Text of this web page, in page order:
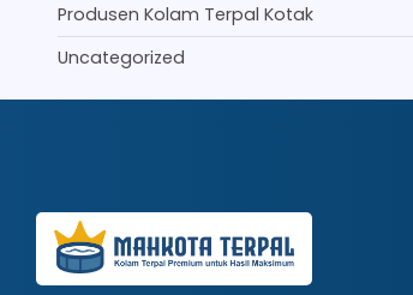
Produsen Kolam Terpal Kotak
Uncategorized